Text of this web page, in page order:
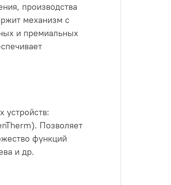
производства
механизм с
и премиальных
устройств:
Позволяет
функций
и др.